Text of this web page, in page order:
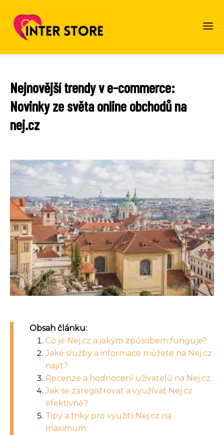
Nejnovější trendy v e-commerce:
Novinky ze světa online obchodů na
nej.cz
Obsah článku:
Co je Nej.cz a jakým způsobem funguje?
Jaké služby a informace můžete na Nej.cz
najít?
Recenze a hodnocení uživatelů na Nej.cz.
Jak se zaregistrovat a využívat Nej.cz
efektivně?
Tipy a triky pro využití Nej.cz na
maximum.